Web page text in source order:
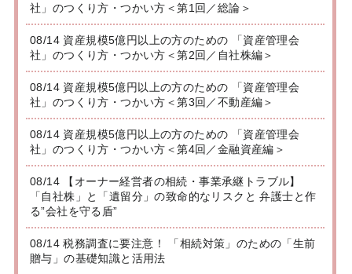
社」のつくり方・つかい方＜第1回／総論＞
08/14 資産規模5億円以上の方のための 「資産管理会
社」のつくり方・つかい方＜第2回／自社株編＞
08/14 資産規模5億円以上の方のための 「資産管理会
社」のつくり方・つかい方＜第3回／不動産編＞
08/14 資産規模5億円以上の方のための 「資産管理会
社」のつくり方・つかい方＜第4回／金融資産編＞
08/14 【オーナー経営者の相続・事業承継トラブル】
「自社株」と「遺留分」の致命的なリスクと 弁護士と作
る”会社を守る盾”
08/14 税務調査に要注意！ 「相続対策」のための「生前
贈与」の基礎知識と活用法